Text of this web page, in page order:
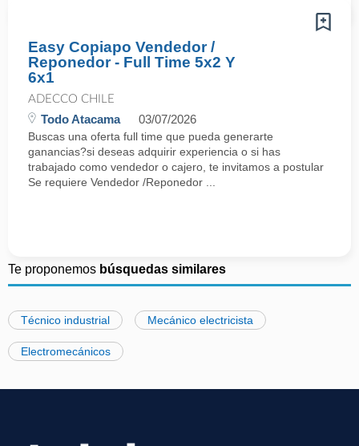
Easy Copiapo Vendedor /
Reponedor - Full Time 5x2 Y
6x1
ADECCO CHILE
Todo Atacama 03/07/2026
Buscas una oferta full time que pueda generarte
ganancias?si deseas adquirir experiencia o si has
trabajado como vendedor o cajero, te invitamos a postular
Se requiere Vendedor /Reponedor ...
Te proponemos búsquedas similares
Técnico industrial Mecánico electricista
Electromecánicos